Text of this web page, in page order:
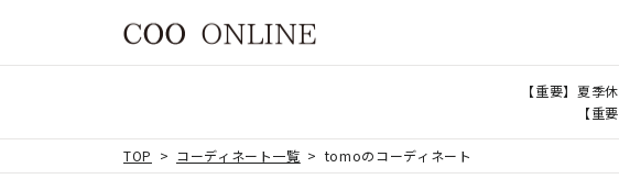
【重要】夏季
【重
TOP コーディネート一覧 tomoのコーディネート